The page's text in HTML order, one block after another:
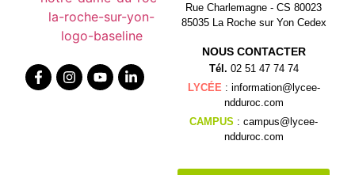
Rue Charlemagne - CS 80023
85035 La Roche sur Yon Cedex
NOUS CONTACTER
Tél. 02 51 47 74 74
LYCÉE : information@lycee-
ndduroc.com
CAMPUS : campus@lycee-
ndduroc.com